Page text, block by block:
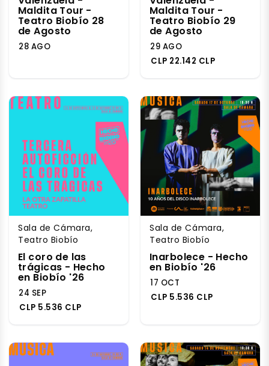
Maldita Tour -
Teatro Biobío 28
de Agosto
28 AGO
Maldita Tour -
Teatro Biobío 29
de Agosto
29 AGO
CLP 22.142 CLP
Sala de Cámara,
Teatro Biobío
El coro de las
trágicas - Hecho
en Biobío '26
24 SEP
CLP 5.536 CLP
Sala de Cámara,
Teatro Biobío
Inarbolece - Hecho
en Biobío '26
17 OCT
CLP 5.536 CLP